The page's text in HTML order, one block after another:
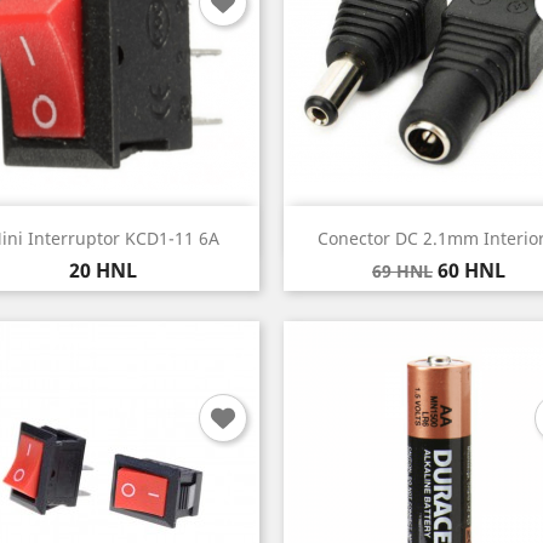
Interruptor KCD1-11 6A
Precio
20 HNL
Vista rápida Conector DC 2.1mm
Precio
base
69 HNL Precio
60 HNL
 Vista rápida